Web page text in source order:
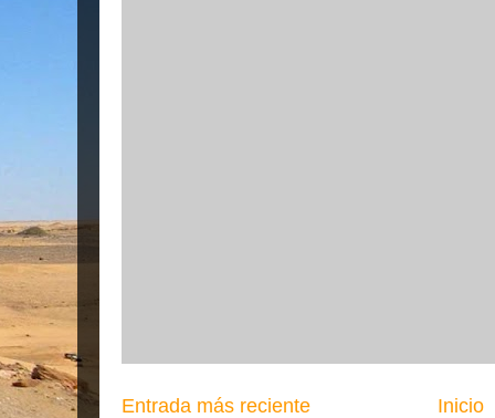
Entrada más reciente Inicio